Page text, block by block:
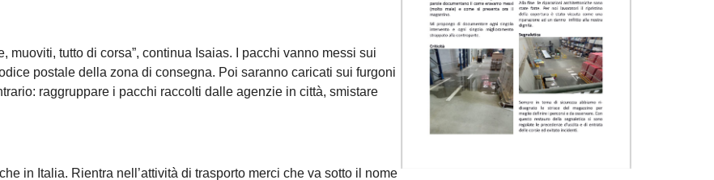
muoviti, tutto di corsa”, continua Isaias. I pacchi vanno messi sui
postale della zona di consegna. Poi saranno caricati sui furgoni
raggruppare i pacchi raccolti dalle agenzie in città, smistare
in Italia. Rientra nell’attività di trasporto merci che va sotto il nome